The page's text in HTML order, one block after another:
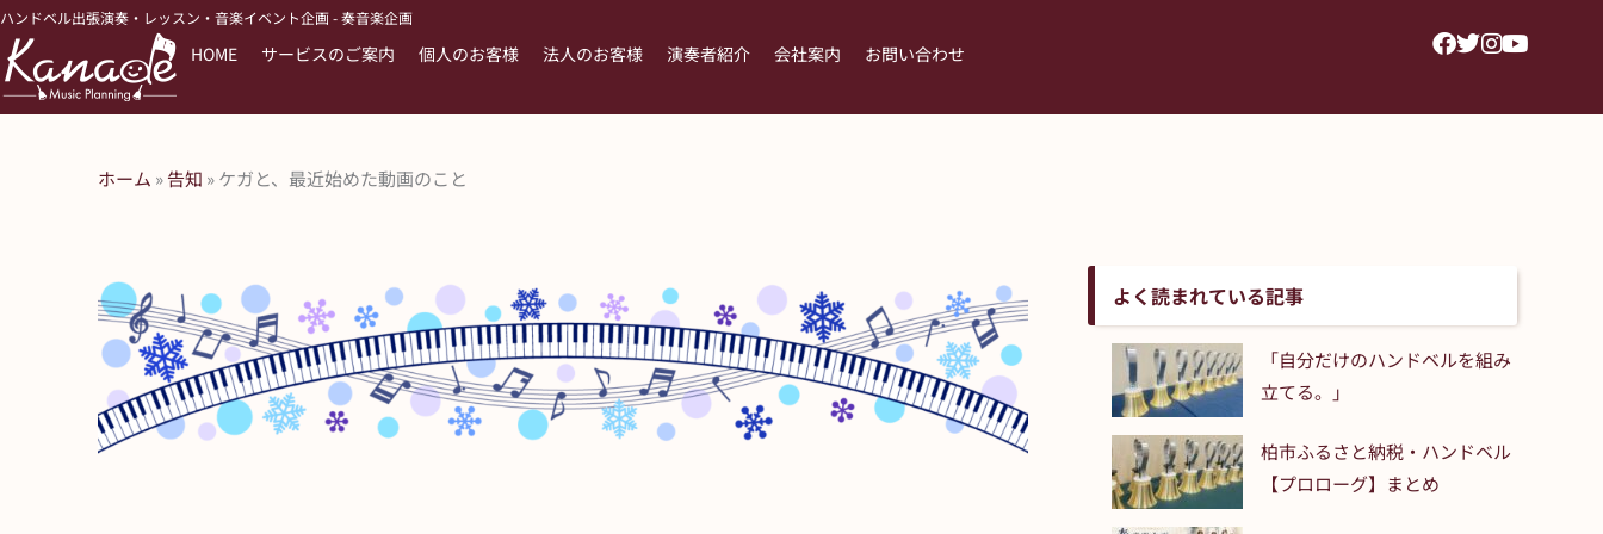
内
容
を
ス
ハンドベル出張演奏・レッスン・音楽イベント企画 - 奏音楽企画
HOME サービスのご案内 個人のお客様 法人のお客様 演奏者紹介 会社案内 お問い合わせ
ホーム »告知 »ケガと、最近始めた動画のこと
よく読まれている記事
「自分だけのハンドベルを組み
立てる。」
柏市ふるさと納税・ハンドベル
【プロローグ】まとめ